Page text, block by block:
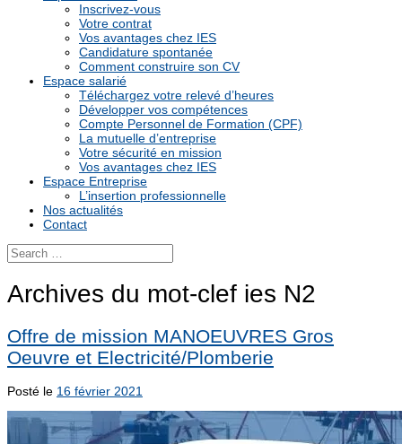
Inscrivez-vous
Votre contrat
Vos avantages chez IES
Candidature spontanée
Comment construire son CV
Espace salarié
Téléchargez votre relevé d’heures
Développer vos compétences
Compte Personnel de Formation (CPF)
La mutuelle d’entreprise
Votre sécurité en mission
Vos avantages chez IES
Espace Entreprise
L’insertion professionnelle
Nos actualités
Contact
Archives du mot-clef ies N2
Offre de mission MANOEUVRES Gros
Oeuvre et Electricité/Plomberie
Posté le 16 février 2021